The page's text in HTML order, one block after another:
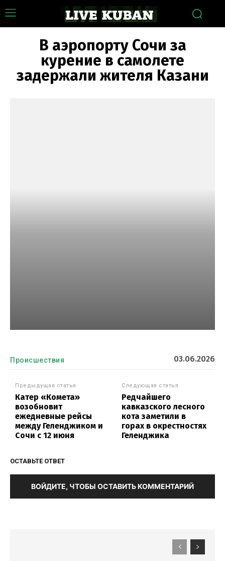
В аэропорту Сочи за
курение в самолете
задержали жителя Казани
Происшествия 03.06.2026
Предыдущая статья
Катер «Комета»
возобновит
ежедневные рейсы
между Геленджиком и
Сочи с 12 июня
Следующая статья
Редчайшего
кавказского лесного
кота заметили в
горах в окрестностях
Геленджика
ОСТАВЬТЕ ОТВЕТ
ВОЙДИТЕ, ЧТОБЫ ОСТАВИТЬ КОММЕНТАРИЙ